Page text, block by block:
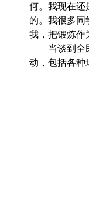
何。我现在还
的。我很多同
我，把锻炼作
当谈到全民
动，包括各种